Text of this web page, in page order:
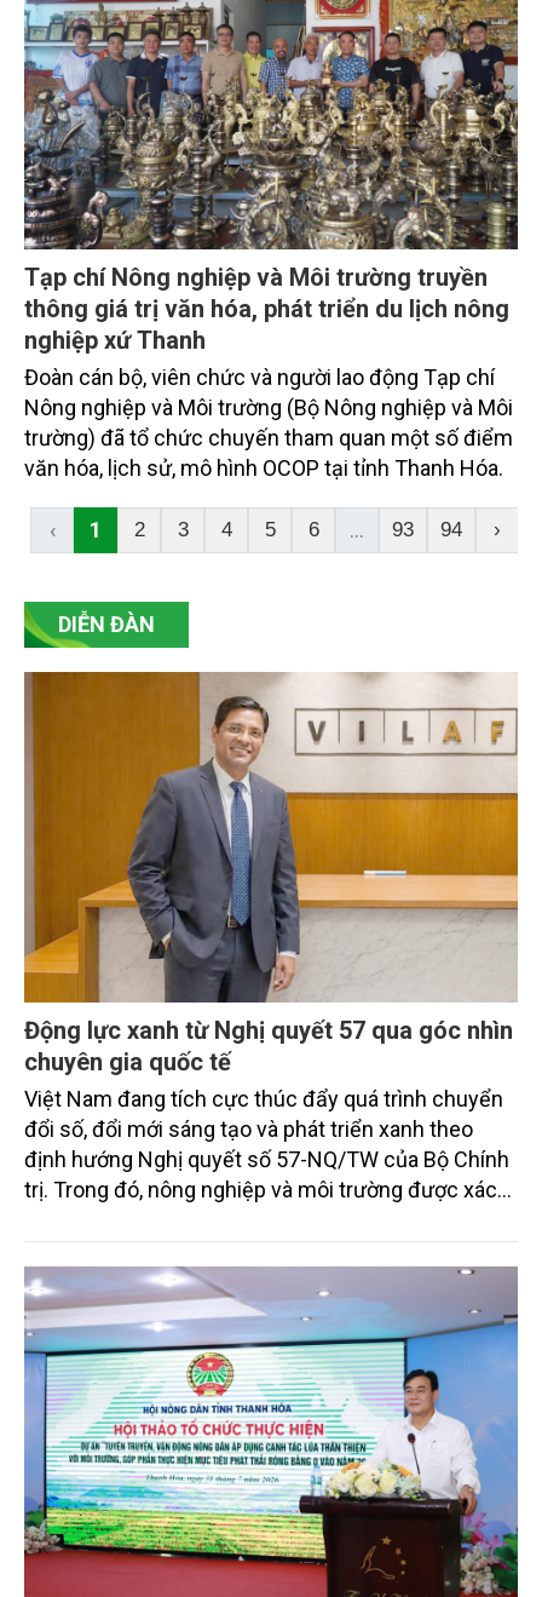
Tạp chí Nông nghiệp và Môi trường truyền
thông giá trị văn hóa, phát triển du lịch nông
nghiệp xứ Thanh
Đoàn cán bộ, viên chức và người lao động Tạp chí
Nông nghiệp và Môi trường (Bộ Nông nghiệp và Môi
trường) đã tổ chức chuyến tham quan một số điểm
văn hóa, lịch sử, mô hình OCOP tại tỉnh Thanh Hóa.
‹ 1 2 3 4 5 6 ... 93 94 ›
DIỄN ĐÀN
Động lực xanh từ Nghị quyết 57 qua góc nhìn
chuyên gia quốc tế
Việt Nam đang tích cực thúc đẩy quá trình chuyển
đổi số, đổi mới sáng tạo và phát triển xanh theo
định hướng Nghị quyết số 57-NQ/TW của Bộ Chính
trị. Trong đó, nông nghiệp và môi trường được xác
sắc bởi các tiến bộ công nghệ và cam kết bền vững
toàn cầu, đặc biệt là mục tiêu đưa phát thải ròng
bằng 0 (Net-Zero) vào năm 2050.